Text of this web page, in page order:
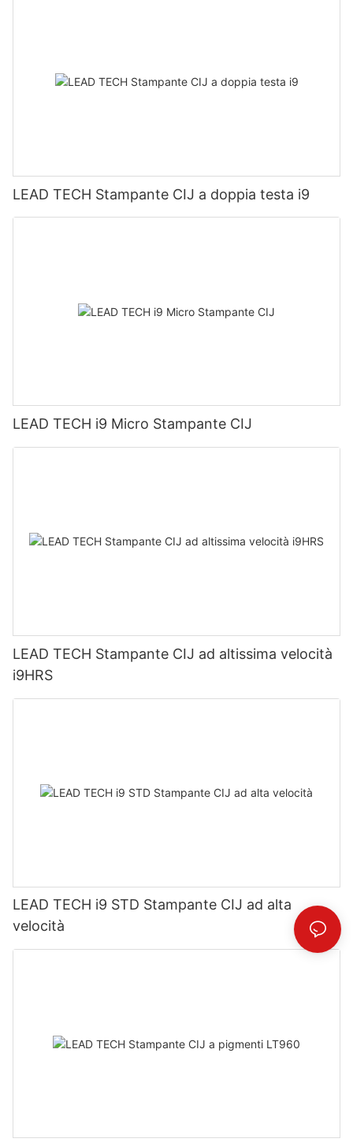
LEAD TECH Stampante CIJ a doppia testa i9
LEAD TECH i9 Micro Stampante CIJ
LEAD TECH Stampante CIJ ad altissima velocità
i9HRS
LEAD TECH i9 STD Stampante CIJ ad alta
velocità